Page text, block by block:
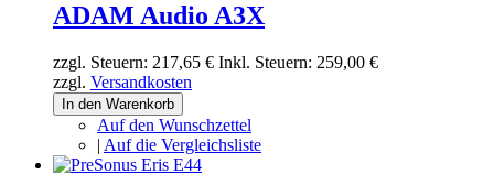
ADAM Audio A3X
zzgl. Steuern: 217,65 € Inkl. Steuern: 259,00 €
zzgl. Versandkosten
In den Warenkorb
Auf den Wunschzettel
| Auf die Vergleichsliste